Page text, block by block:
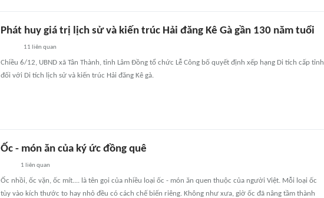
Phát huy giá trị lịch sử và kiến trúc Hải đăng Kê Gà gần 130 năm tuổi
11 liên quan
Chiều 6/12, UBND xã Tân Thành, tỉnh Lâm Đồng tổ chức Lễ Công bố quyết định xếp hạng Di tích cấp tỉnh
đối với Di tích lịch sử và kiến trúc Hải đăng Kê gà.
Ốc - món ăn của ký ức đồng quê
1 liên quan
Ốc nhồi, ốc vặn, ốc mít.... là tên gọi của nhiều loại ốc - món ăn quen thuộc của người Việt. Mỗi loại ốc
tùy vào kích thước to hay nhỏ đều có cách chế biến riêng. Không như xưa, giờ ốc đã nâng tầm thành